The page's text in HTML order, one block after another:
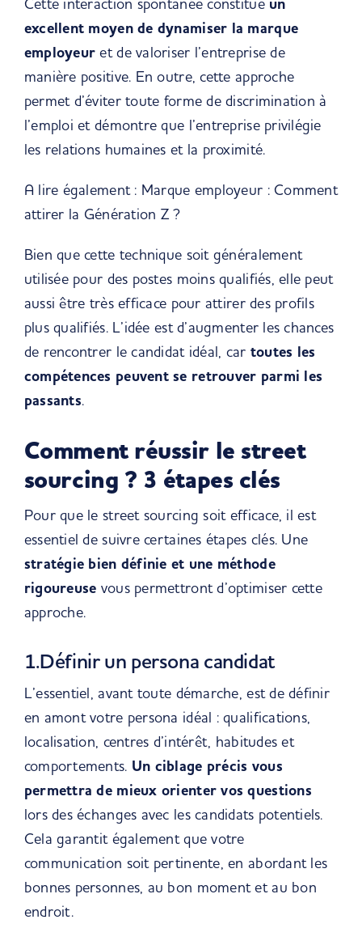
un
excellent moyen de dynamiser la marque
employeuret de valoriser l’entreprise de
manière positive. En outre, cette approche
permet d’éviter toute forme de discrimination à
l’emploi et démontre que l’entreprise privilégie
les relations humaines et la proximité.
A lire également : Marque employeur :Comment
attirer la Génération Z ?
Bien que cette technique soit généralement
utilisée pour des postes moins qualifiés, elle peut
aussi être très efficace pour attirer des profils
plus qualifiés. L’idée est d’augmenter les chances
de rencontrer le candidat idéal, car toutes les
compétences peuvent se retrouver parmi les
passants.
Comment réussir le street
sourcing ? 3 étapes clés
Pour que le street sourcing soit efficace, il est
essentiel de suivre certaines étapes clés. Une
stratégie bien définie et une méthode
rigoureuse vous permettront d’optimiser cette
approche.
1.Définir un persona candidat
L’essentiel, avant toute démarche, est de définir
en amont votre persona idéal : qualifications,
localisation, centres d’intérêt, habitudes et
comportements. Un ciblage précis vous
permettra de mieux orienter vos questions
lors des échanges avec les candidats potentiels.
Cela garantit également que votre
communication soit pertinente, en abordant les
bonnes personnes, au bon moment et au bon
endroit.